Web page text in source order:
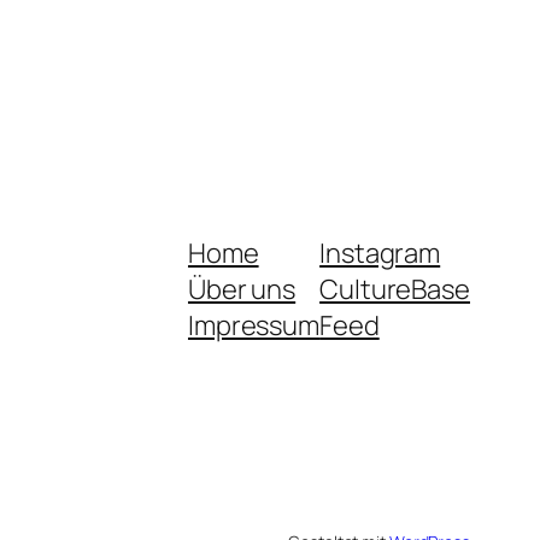
Home
Über uns
Impressum
Instagram
CultureBase
Feed